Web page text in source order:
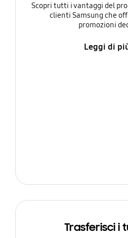
Scopri tutti i vantaggi del
clienti Samsung che
promozioni
Leggi di
Trasferisci i